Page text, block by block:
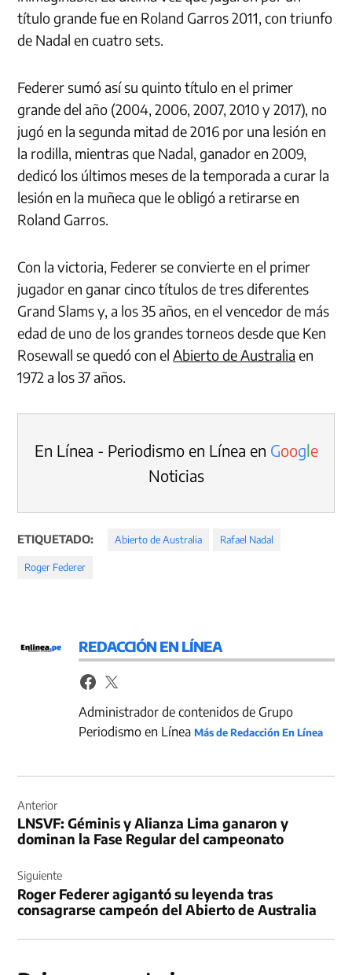
título grande fue en Roland Garros 2011, con triunfo
de Nadal en cuatro sets.
Federer sumó así su quinto título en el primer
grande del año (2004, 2006, 2007, 2010 y 2017), no
jugó en la segunda mitad de 2016 por una lesión en
la rodilla, mientras que Nadal, ganador en 2009,
dedicó los últimos meses de la temporada a curar la
lesión en la muñeca que le obligó a retirarse en
Roland Garros.
Con la victoria, Federer se convierte en el primer
jugador en ganar cinco títulos de tres diferentes
Grand Slams y, a los 35 años, en el vencedor de más
edad de uno de los grandes torneos desde que Ken
Rosewall se quedó con elAbierto de Australia en
1972 a los 37 años.
En Línea - Periodismo en Línea en Google
Noticias
ETIQUETADO: Abierto de Australia Rafael Nadal
Roger Federer
REDACCIÓN EN LÍNEA
Administrador de contenidos de Grupo
Periodismo en LíneaMás de Redacción En Línea
de
entradas
Anterior
LNSVF: Géminis y Alianza Lima ganaron y
dominan la Fase Regular del campeonato
Siguiente
Roger Federer agigantó su leyenda tras
consagrarse campeón del Abierto de Australia